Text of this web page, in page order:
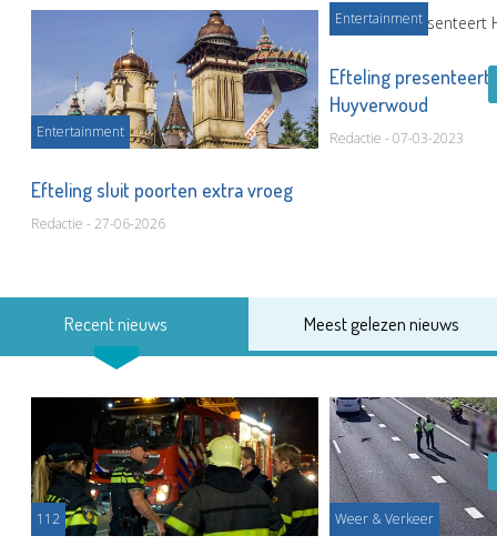
Entertainment
Efteling sluit poorten extra vroeg
Redactie - 27-06-2026
Entertainment
Efteling presenteert
Huyverwoud
Redactie - 07-03-2023
Recent nieuws Meest gelezen nieuws
112 Weer & Verkeer